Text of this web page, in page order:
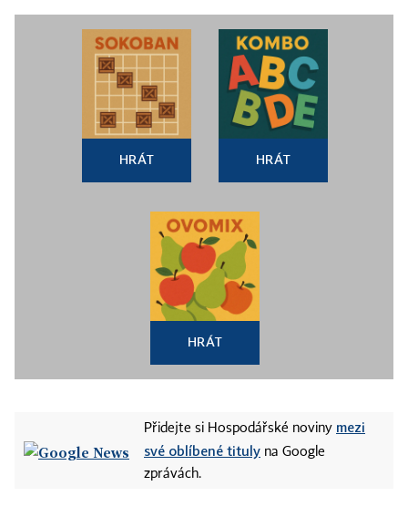
HRÁT HRÁT
HRÁT
Přidejte si Hospodářské noviny mezi
své oblíbené tituly na Google
zprávách.